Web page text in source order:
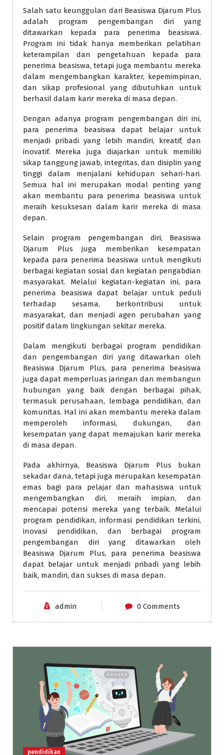
Salah satu keunggulan dari Beasiswa Djarum Plus
adalah program pengembangan diri yang
ditawarkan kepada para penerima beasiswa.
Program ini tidak hanya memberikan pelatihan
keterampilan dan pengetahuan kepada para
penerima beasiswa, tetapi juga membantu mereka
dalam mengembangkan karakter, kepemimpinan,
dan sikap profesional yang dibutuhkan untuk
berhasil dalam karir mereka di masa depan.
Dengan adanya program pengembangan diri ini,
para penerima beasiswa dapat belajar untuk
menjadi pribadi yang lebih mandiri, kreatif, dan
inovatif. Mereka juga diajarkan untuk memiliki
sikap tanggung jawab, integritas, dan disiplin yang
tinggi dalam menjalani kehidupan sehari-hari.
Semua hal ini merupakan modal penting yang
akan membantu para penerima beasiswa untuk
meraih kesuksesan dalam karir mereka di masa
depan.
Selain program pengembangan diri, Beasiswa
Djarum Plus juga memberikan kesempatan
kepada para penerima beasiswa untuk mengikuti
berbagai kegiatan sosial dan kegiatan pengabdian
masyarakat. Melalui kegiatan-kegiatan ini, para
penerima beasiswa dapat belajar untuk peduli
terhadap sesama, berkontribusi untuk
masyarakat, dan menjadi agen perubahan yang
positif dalam lingkungan sekitar mereka.
Dalam mengikuti berbagai program pendidikan
dan pengembangan diri yang ditawarkan oleh
Beasiswa Djarum Plus, para penerima beasiswa
juga dapat memperluas jaringan dan membangun
hubungan yang baik dengan berbagai pihak,
termasuk perusahaan, lembaga pendidikan, dan
komunitas. Hal ini akan membantu mereka dalam
memperoleh informasi, dukungan, dan
kesempatan yang dapat memajukan karir mereka
di masa depan.
Pada akhirnya, Beasiswa Djarum Plus bukan
sekadar dana, tetapi juga merupakan kesempatan
emas bagi para pelajar dan mahasiswa untuk
mengembangkan diri, meraih impian, dan
mencapai potensi mereka yang terbaik. Melalui
program pendidikan, informasi pendidikan terkini,
inovasi pendidikan, dan berbagai program
pengembangan diri yang ditawarkan oleh
Beasiswa Djarum Plus, para penerima beasiswa
dapat belajar untuk menjadi pribadi yang lebih
baik, mandiri, dan sukses di masa depan.
admin 0 Comments
pendidikan